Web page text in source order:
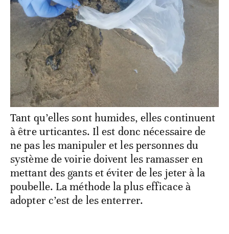
Tant qu’elles sont humides, elles continuent
à être urticantes. Il est donc nécessaire de
ne pas les manipuler et les personnes du
système de voirie doivent les ramasser en
mettant des gants et éviter de les jeter à la
poubelle. La méthode la plus efficace à
adopter c’est de les enterrer.